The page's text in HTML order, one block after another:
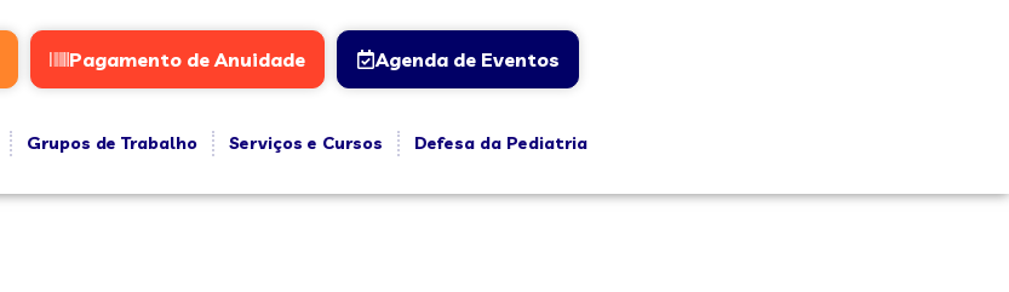
Pagamento de Anuidade Agenda de Eventos
Grupos de Trabalho Serviços e Cursos
Defesa da Pediatria